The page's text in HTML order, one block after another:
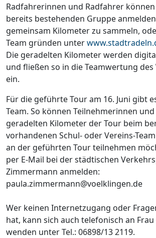
Radfahrerinnen und Radfahrer
bereits bestehenden Gruppe
gemeinsam Kilometer zu sammeln,
Team gründen unter
Die geradelten Kilometer werden
und fließen so in die Teamwertung
ein.
Für die geführte Tour am 16. Juni gibt
Team. So können Teilnehmerinnen
geradelten Kilometer der Tour beim
vorhandenen Schul- oder Vereins-
an der geführten Tour teilnehmen
per E-Mail bei der städtischen
Zimmermann anmelden:
paula.zimmermann@voelklingen.de
Wer keinen Internetzugang oder
hat, kann sich auch telefonisch an
wenden unter Tel.: 06898/13 2119.